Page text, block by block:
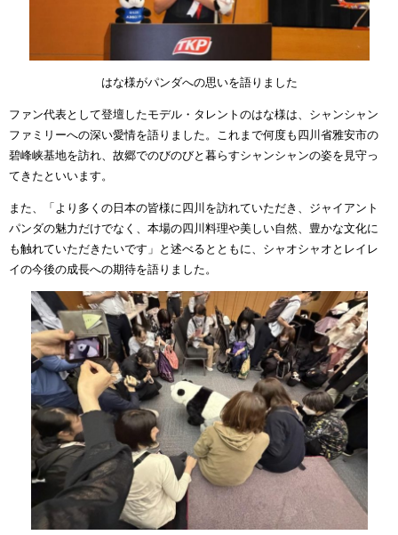
はな様がパンダへの思いを語りました
ファン代表として登壇したモデル・タレントのはな様は、シャンシャン
ファミリーへの深い愛情を語りました。これまで何度も四川省雅安市の
碧峰峡基地を訪れ、故郷でのびのびと暮らすシャンシャンの姿を見守っ
てきたといいます。
また、「より多くの日本の皆様に四川を訪れていただき、ジャイアント
パンダの魅力だけでなく、本場の四川料理や美しい自然、豊かな文化に
も触れていただきたいです」と述べるとともに、シャオシャオとレイレ
イの今後の成長への期待を語りました。